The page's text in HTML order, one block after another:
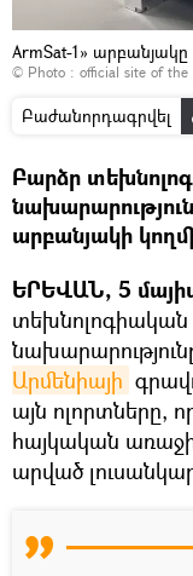
ArmSat-1» արբանյակը
© Photo : official site of
Բաժանորդագրվել
Բարձր
արբանյակի
ԵՐԵՎԱՆ, 5
տեխնոլոգիական
Արմենիայի
այն ոլորտները,
հայկական
արված